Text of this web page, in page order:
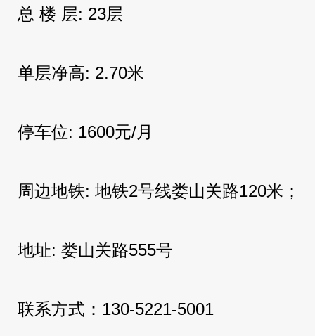
总 楼 层: 23层
单层净高: 2.70米
停车位: 1600元/月
周边地铁: 地铁2号线娄山关路120米；
地址: 娄山关路555号
联系方式：130-5221-5001